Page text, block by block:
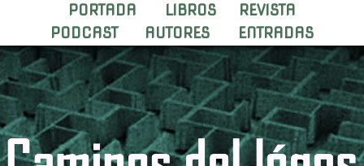
PORTADA LIBROS
REVISTA
PODCAST
AUTORES ENTRADAS